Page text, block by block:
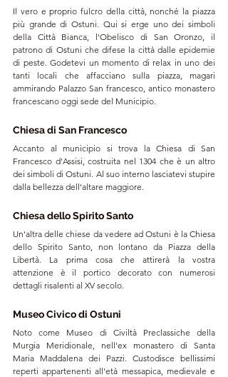
Il vero e proprio fulcro della città, nonché la piazza
più grande di Ostuni. Qui si erge uno dei simboli
della Città Bianca, l'Obelisco di San Oronzo, il
patrono di Ostuni che difese la città dalle epidemie
di peste. Godetevi un momento di relax in uno dei
tanti locali che affacciano sulla piazza, magari
ammirando Palazzo San francesco, antico monastero
francescano oggi sede del Municipio.
Chiesa di San Francesco
Accanto al municipio si trova la Chiesa di San
Francesco d'Assisi, costruita nel 1304 che è un altro
dei simboli di Ostuni. Al suo interno lasciatevi stupire
dalla bellezza dell'altare maggiore.
Chiesa dello Spirito Santo
Un'altra delle chiese da vedere ad Ostuni è la Chiesa
dello Spirito Santo, non lontano da Piazza della
Libertà. La prima cosa che attirerà la vostra
attenzione è il portico decorato con numerosi
dettagli risalenti al XV secolo.
Museo Civico di Ostuni
Noto come Museo di Civiltà Preclassiche della
Murgia Meridionale, nell'ex monastero di Santa
Maria Maddalena dei Pazzi. Custodisce bellissimi
reperti appartenenti all'età messapica, medievale e